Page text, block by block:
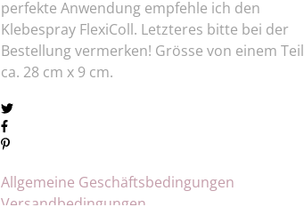
perfekte Anwendung empfehle ich den
Klebespray FlexiColl. Letzteres bitte bei der
Bestellung vermerken! Grösse von einem Teil
ca. 28 cm x 9 cm.
Allgemeine Geschäftsbedingungen